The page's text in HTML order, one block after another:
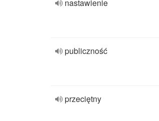
nastawienie
publiczność
przeciętny